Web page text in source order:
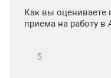
Как вы оцениваете
приема на работу в